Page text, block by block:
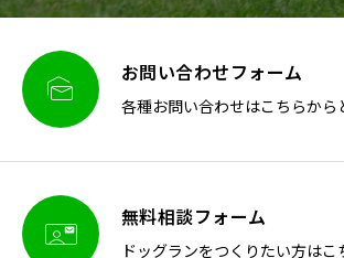
 お問い合わせフォーム
各種お問い合わせはこちらから
 無料相談フォーム
ドッグランをつくりたい方はこ